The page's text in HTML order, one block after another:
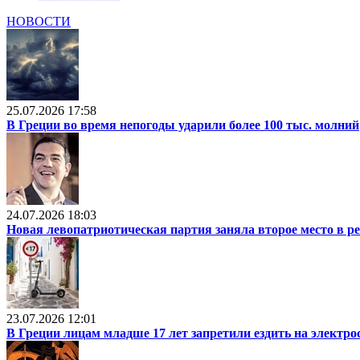
НОВОСТИ
25.07.2026 17:58
В Греции во время непогоды ударили более 100 тыс. молний
24.07.2026 18:03
Новая левопатриотическая партия заняла второе место в
23.07.2026 12:01
В Греции лицам младше 17 лет запретили ездить на